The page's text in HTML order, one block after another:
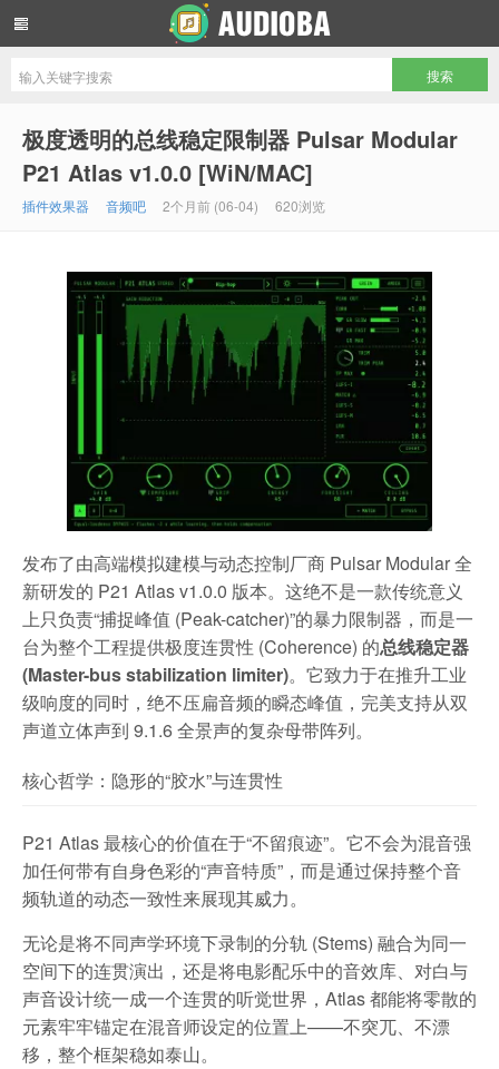
极度透明的总线稳定限制器 Pulsar Modular
P21 Atlas v1.0.0 [WiN/MAC]
插件效果器 音频吧 2个月前 (06-04) 620浏览
发布了由高端模拟建模与动态控制厂商 Pulsar Modular 全
新研发的 P21 Atlas v1.0.0 版本。这绝不是一款传统意义
上只负责“捕捉峰值 (Peak-catcher)”的暴力限制器，而是一
台为整个工程提供极度连贯性 (Coherence) 的总线稳定器
(Master-bus stabilization limiter)。它致力于在推升工业
级响度的同时，绝不压扁音频的瞬态峰值，完美支持从双
声道立体声到 9.1.6 全景声的复杂母带阵列。
核心哲学：隐形的“胶水”与连贯性
P21 Atlas 最核心的价值在于“不留痕迹”。它不会为混音强
加任何带有自身色彩的“声音特质”，而是通过保持整个音
频轨道的动态一致性来展现其威力。
无论是将不同声学环境下录制的分轨 (Stems) 融合为同一
空间下的连贯演出，还是将电影配乐中的音效库、对白与
声音设计统一成一个连贯的听觉世界，Atlas 都能将零散的
元素牢牢锚定在混音师设定的位置上——不突兀、不漂
移，整个框架稳如泰山。